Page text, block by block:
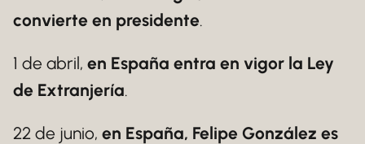
convierte en presidente.
1 de abril, en España entra en vigor la Ley
de Extranjería.
22 de junio, en España, Felipe González es